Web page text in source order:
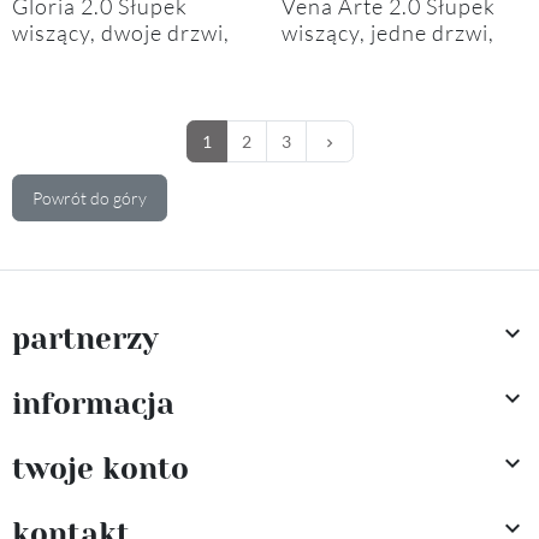
Gloria 2.0 Słupek
wiszący, dwoje drzwi,
Vena Arte 2.0 Słupek
wiszący, jedne drzwi,
35 cm
1 2 3 keyboard_arrow_right
Powrót do góry
partnerzy 
informacja 
twoje konto 
